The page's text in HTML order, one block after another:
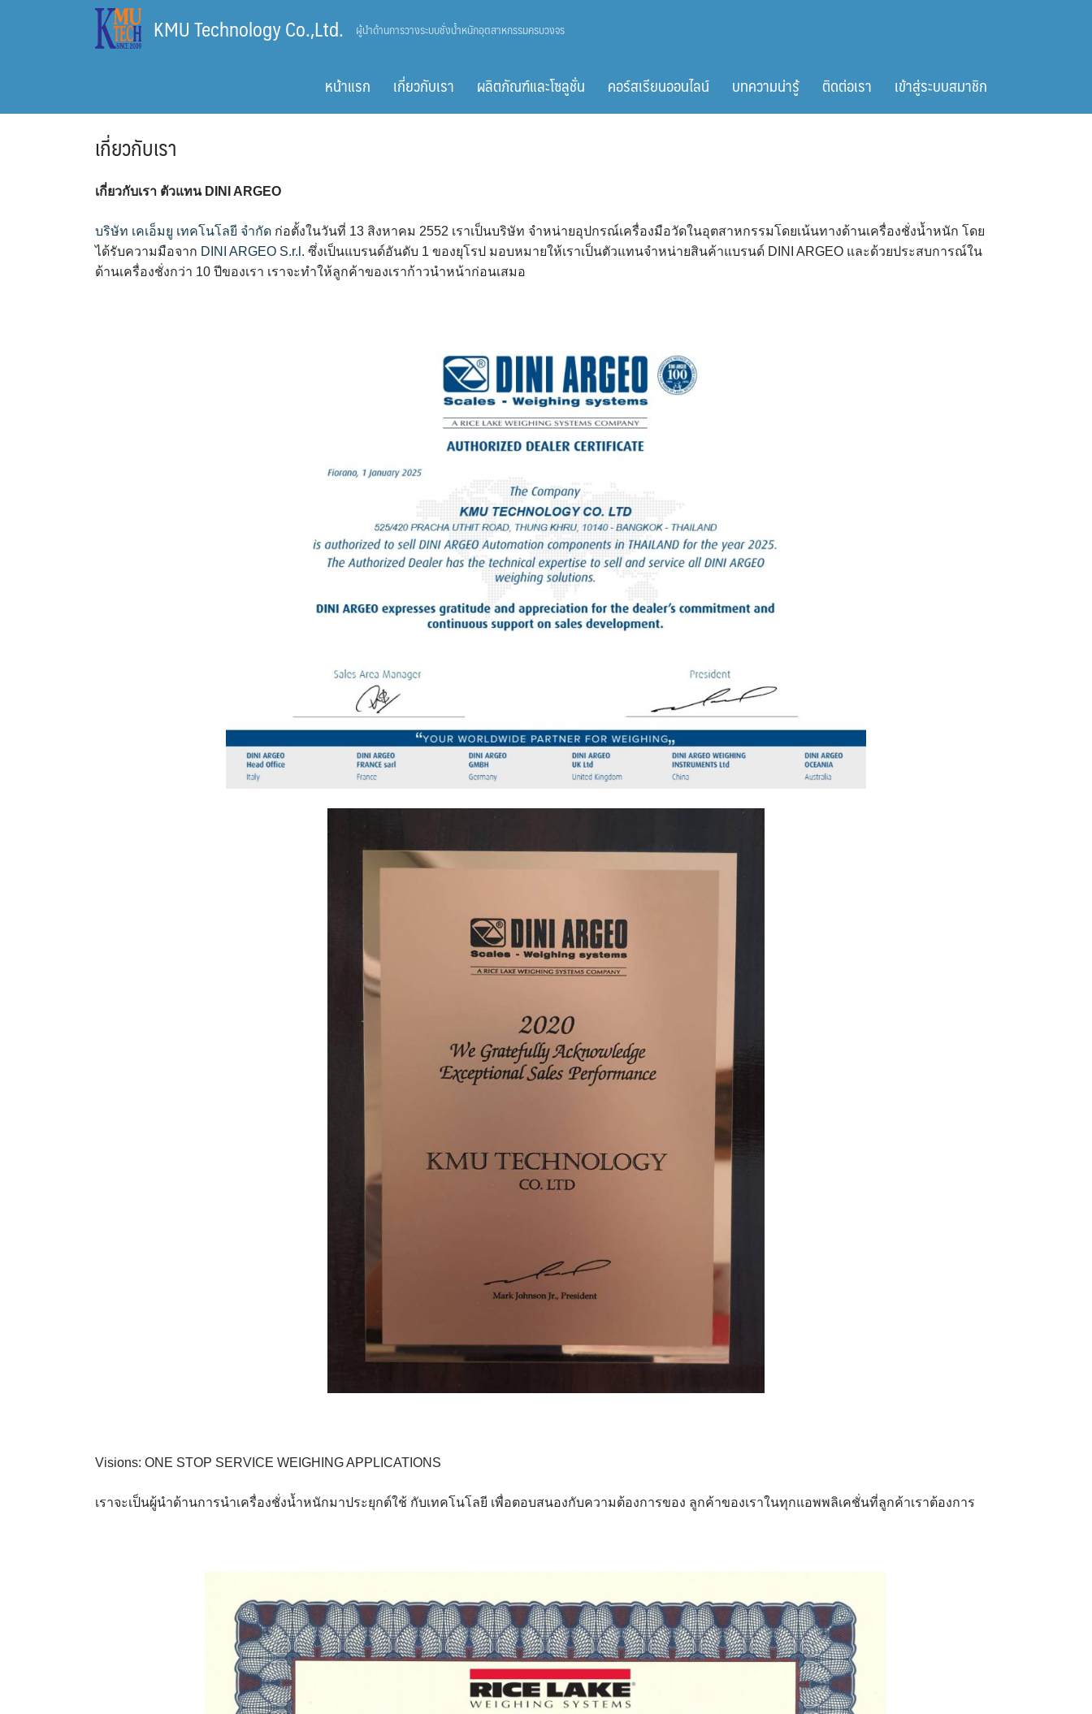
KMU Technology Co.,Ltd. ผู้นำด้านการวางระบบชั่งน้ำหนักอุตสาหกรรมครบวงจร
หน้าแรก เกี่ยวกับเรา ผลิตภัณฑ์และโซลูชั่น คอร์สเรียนออนไลน์ บทความน่ารู้ ติดต่อเรา เข้าสู่ระบบสมาชิก
เกี่ยวกับเรา
เกี่ยวกับเรา ตัวแทน DINI ARGEO
บริษัท เคเอ็มยู เทคโนโลยี จำกัด ก่อตั้งในวันที่ 13 สิงหาคม 2552 เราเป็นบริษัท จำหน่ายอุปกรณ์เครื่องมือวัดในอุตสาหกรรมโดยเน้นทางด้านเครื่องชั่งน้ำหนัก โดย
ได้รับความมือจาก DINI ARGEO S.r.l. ซึ่งเป็นแบรนด์อันดับ 1 ของยุโรป มอบหมายให้เราเป็นตัวแทนจำหน่ายสินค้าแบรนด์ DINI ARGEO และด้วยประสบการณ์ใน
ด้านเครื่องชั่งกว่า 10 ปีของเรา เราจะทำให้ลูกค้าของเราก้าวนำหน้าก่อนเสมอ
Visions: ONE STOP SERVICE WEIGHING APPLICATIONS
เราจะเป็นผู้นำด้านการนำเครื่องชั่งน้ำหนักมาประยุกต์ใช้ กับเทคโนโลยี เพื่อตอบสนองกับความต้องการของ ลูกค้าของเราในทุกแอพพลิเคชั่นที่ลูกค้าเราต้องการ